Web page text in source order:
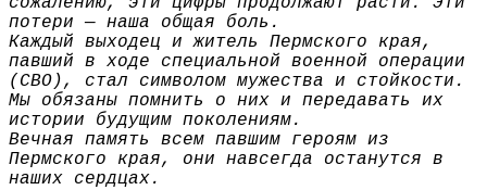
потери — наша общая боль.
Каждый выходец и житель Пермского края,
павший в ходе специальной военной операции
(СВО), стал символом мужества и стойкости.
Мы обязаны помнить о них и передавать их
истории будущим поколениям.
Вечная память всем павшим героям из
Пермского края, они навсегда останутся в
наших сердцах.